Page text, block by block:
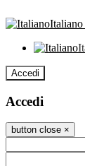
Italiano
Accedi
Accedi
button close ×